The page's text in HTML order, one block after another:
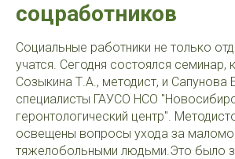
соцработников
Социальные работники не только
учатся. Сегодня состоялся семинар,
Созыкина Т.А., методист, и Сапунова
специалисты ГАУСО НСО
геронтологический центр".
освещены вопросы ухода за
тяжелобольными людьми.Это было